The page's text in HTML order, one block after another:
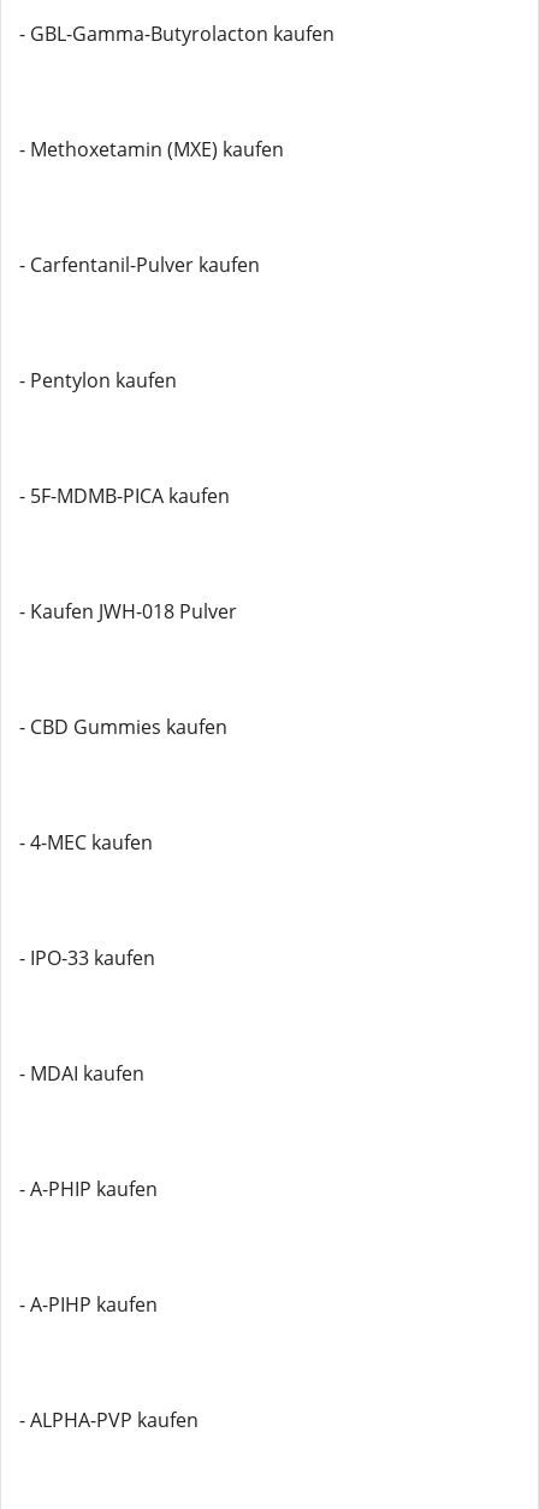
- GBL-Gamma-Butyrolacton kaufen
- Methoxetamin (MXE) kaufen
- Carfentanil-Pulver kaufen
- Pentylon kaufen
- 5F-MDMB-PICA kaufen
- Kaufen JWH-018 Pulver
- CBD Gummies kaufen
- 4-MEC kaufen
- IPO-33 kaufen
- MDAI kaufen
- A-PHIP kaufen
- A-PIHP kaufen
- ALPHA-PVP kaufen